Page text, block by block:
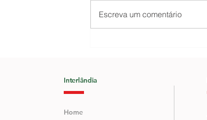
Escreva um comentário
Interlândia
Home